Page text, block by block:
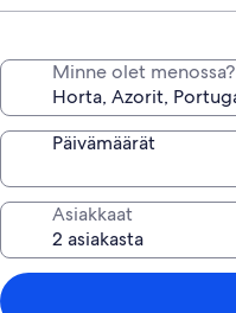
Minne olet menossa?
Päivämäärät
Asiakkaat